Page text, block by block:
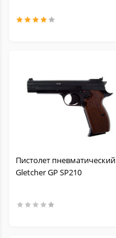
Пистолет пневматический
Gletcher GP SP210